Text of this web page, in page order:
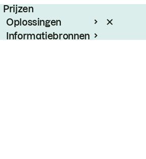
Prijzen
Oplossingen
Informatiebronnen